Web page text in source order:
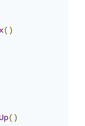
()
()